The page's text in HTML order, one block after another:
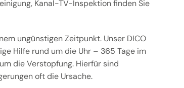
Kanal-TV-Inspektion finden Sie
ungünstigen Zeitpunkt. Unser DICO
Hilfe rund um die Uhr – 365 Tage im
die Verstopfung. Hierfür sind
oft die Ursache.